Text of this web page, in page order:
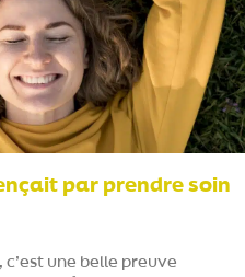
par prendre soin
c’est une belle preuve